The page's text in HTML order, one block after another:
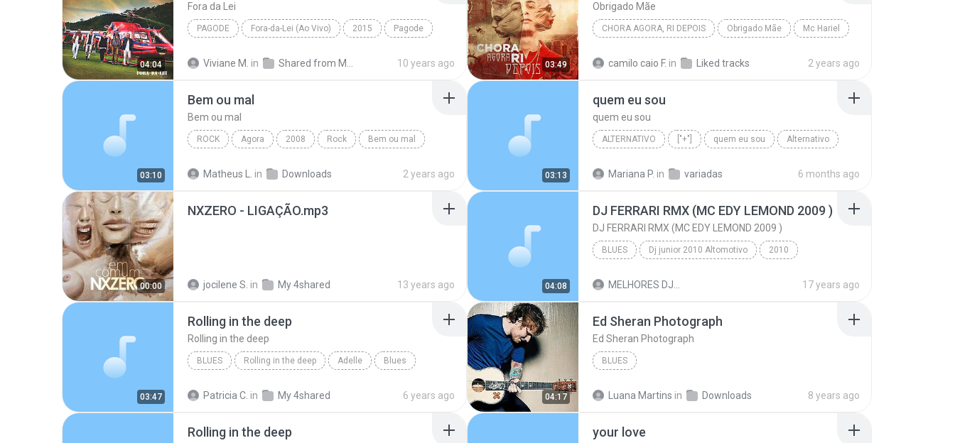
04:04
Fora da Lei
PAGODE Fora-da-Lei (Ao Vivo) 2015 Pagode
Viviane M. in 10 years ago 03:49
Obrigado Mãe
CHORA AGORA, RI DEPOIS Obrigado Mãe Mc Hariel
camilo caio F. in Liked tracks 2 years ago
03:10
Bem ou mal
Bem ou mal
ROCK Agora 2008 Rock Bem ou mal
Matheus L. in Downloads 2 years ago 03:13
quem eu sou
quem eu sou
ALTERNATIVO ["+"] quem eu sou Alternativo
Mariana P. in variadas 6 months ago
00:00
NXZERO - LIGAÇÃO.mp3
jocilene S. in My 4shared 13 years ago 04:08
DJ FERRARI RMX (MC EDY LEMOND 2009 )
DJ FERRARI RMX (MC EDY LEMOND 2009 )
BLUES Dj junior 2010 Altomotivo 2010
17 years ago
03:47
Rolling in the deep
Rolling in the deep
BLUES Rolling in the deep Adelle Blues
Patricia C. in My 4shared 6 years ago 04:17
Ed Sheran Photograph
Ed Sheran Photograph
BLUES
Luana Martins in Downloads 8 years ago
Rolling in the deep your love